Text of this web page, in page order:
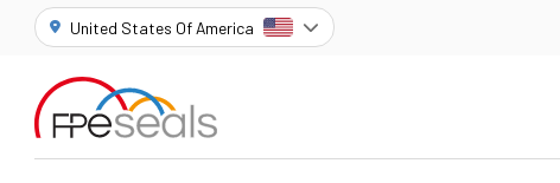
United States Of America